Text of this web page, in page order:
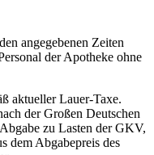
angegebenen Zeiten
der Apotheke ohne
aktueller Lauer-Taxe.
der Großen Deutschen
zu Lasten der GKV,
dem Abgabepreis des